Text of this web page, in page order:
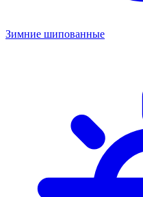
Зимние шипованные